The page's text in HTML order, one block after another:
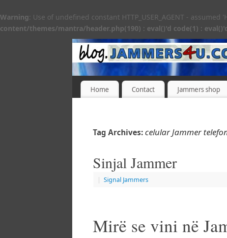
Warning: Use of undefined constant HTTP_USER_AGENT -
content/themes/mantra/header.php(190) : eval()'d code(1) :
Home Contact Jammers shop
Tag Archives:celular Jammer
Sinjal Jammer
| Signal Jammers
Mirë se vini në